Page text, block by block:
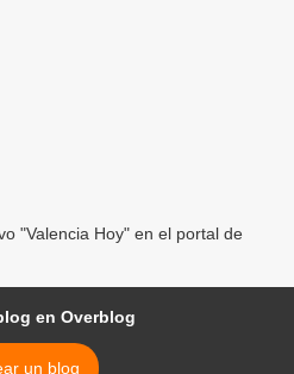
"Valencia Hoy" en el portal de
en Overblog
un blog